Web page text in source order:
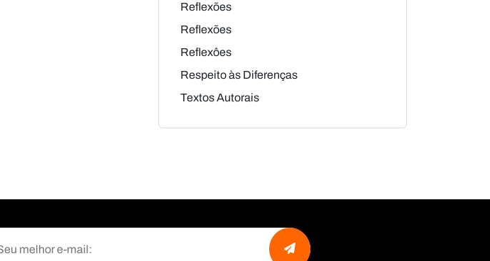
Reflexões
Reflexões
Reflexôes
Respeito às Diferenças
Textos Autorais